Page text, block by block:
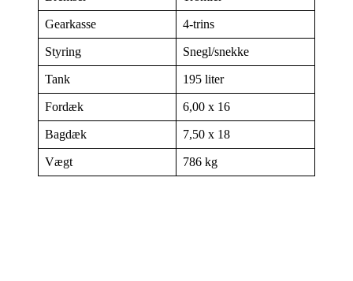
Gearkasse 4-trins
Styring Snegl/snekke
Tank 195 liter
Fordæk 6,00 x 16
Bagdæk 7,50 x 18
Vægt 786 kg